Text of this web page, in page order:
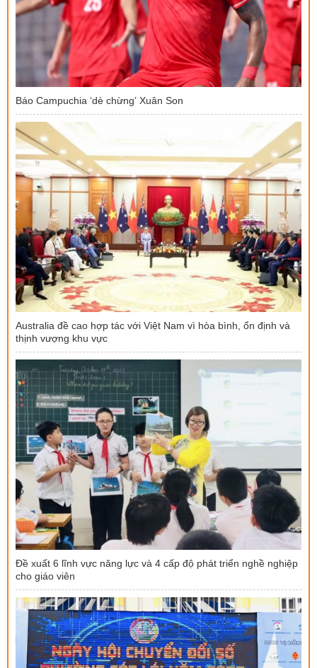
Báo Campuchia ‘dè chừng’ Xuân Son
Australia đề cao hợp tác với Việt Nam vì hòa bình, ổn định và
thịnh vượng khu vực
Đề xuất 6 lĩnh vực năng lực và 4 cấp độ phát triển nghề nghiệp
cho giáo viên